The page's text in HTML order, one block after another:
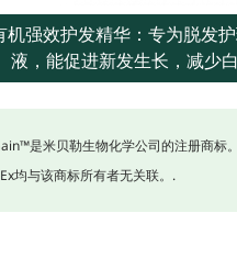
机强效护发精华：专为脱发
液，能促进新发生长，减少白
是米贝勒生物化学公司的注册商标
均与该商标所有者无关联。.